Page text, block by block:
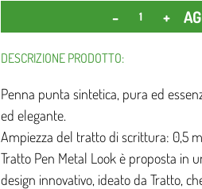
DESCRIZIONE PRODOTTO:
Penna punta sintetica, pura ed
ed elegante.
Ampiezza del tratto di scrittura: 0,5
Tratto Pen Metal Look è proposta in
design innovativo, ideato da Tratto,